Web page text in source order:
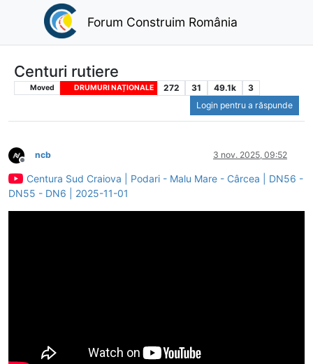
Forum Construim România
Centuri rutiere
Moved DRUMURI NAȚIONALE 272 31 49.1k
3
Login pentru a răspunde
Deconectat
ncb 3 nov. 2025, 09:52
Centura Sud Craiova | Podari - Malu Mare - Cârcea | DN56 -
DN55 - DN6 | 2025-11-01